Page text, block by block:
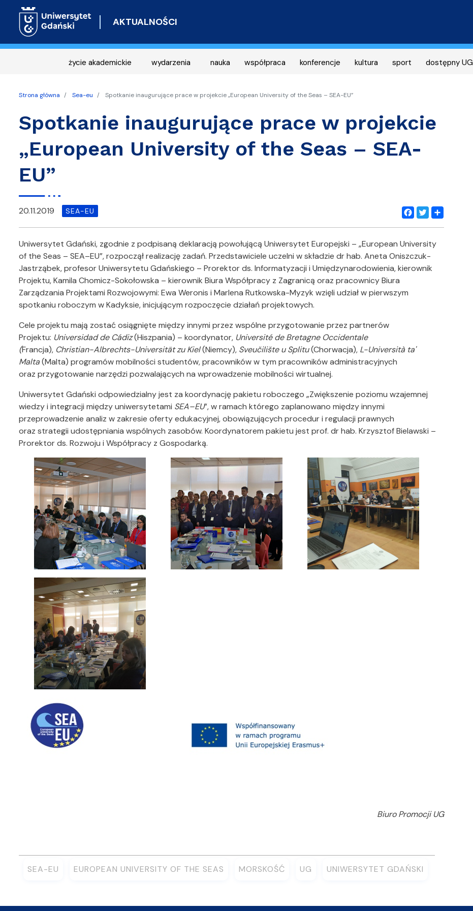
AKTUALNOŚCI
życie akademickie wydarzenia nauka współpraca konferencje kultura sport dostępny UG
Strona główna Sea-eu Spotkanie inaugurujące prace w projekcie „European University of the Seas – SEA-EU”
Spotkanie inaugurujące prace w projekcie
„European University of the Seas – SEA-
EU”
Facebook
Twitter
Share
20.11.2019 SEA-EU
Uniwersytet Gdański, zgodnie z podpisaną deklaracją powołującą Uniwersytet Europejski – „European University
of the Seas – SEA–EU”, rozpoczął realizację zadań. Przedstawiciele uczelni w składzie dr hab. Aneta Oniszczuk-
Jastrząbek, profesor Uniwersytetu Gdańskiego – Prorektor ds. Informatyzacji i Umiędzynarodowienia, kierownik
Projektu, Kamila Chomicz-Sokołowska – kierownik Biura Współpracy z Zagranicą oraz pracownicy Biura
Zarządzania Projektami Rozwojowymi: Ewa Weronis i Marlena Rutkowska-Myzyk wzięli udział w pierwszym
spotkaniu roboczym w Kadyksie, inicjującym rozpoczęcie działań projektowych.
Cele projektu mają zostać osiągnięte między innymi przez wspólne przygotowanie przez partnerów
Projektu: Universidad de Cádiz(Hiszpania) – koordynator, Université de Bretagne Occidentale
(Francja), Christian-Albrechts-Universität zu Kiel(Niemcy), Sveučilište u Splitu(Chorwacja), L-Università ta'
Malta(Malta) programów mobilności studentów, pracowników w tym pracowników administracyjnych
oraz przygotowanie narzędzi pozwalających na wprowadzenie mobilności wirtualnej.
Uniwersytet Gdański odpowiedzialny jest za koordynację pakietu roboczego „Zwiększenie poziomu wzajemnej
wiedzy i integracji między uniwersytetami SEA–EU”, w ramach którego zaplanowano między innymi
przeprowadzenie analiz w zakresie oferty edukacyjnej, obowiązujących procedur i regulacji prawnych
oraz strategii udostępniania wspólnych zasobów. Koordynatorem pakietu jest prof. dr hab. Krzysztof Bielawski –
Prorektor ds. Rozwoju i Współpracy z Gospodarką.
Biuro Promocji UG
SEA-EU EUROPEAN UNIVERSITY OF THE SEAS MORSKOŚĆ UG UNIWERSYTET GDAŃSKI